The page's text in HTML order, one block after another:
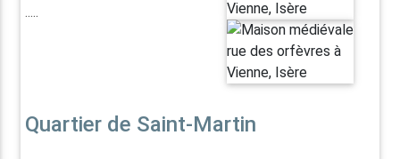
.....
Quartier de Saint-Martin